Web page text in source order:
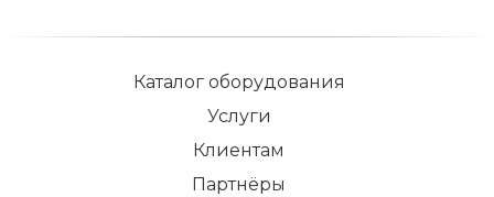
Каталог оборудования
Услуги
Клиентам
Партнёры